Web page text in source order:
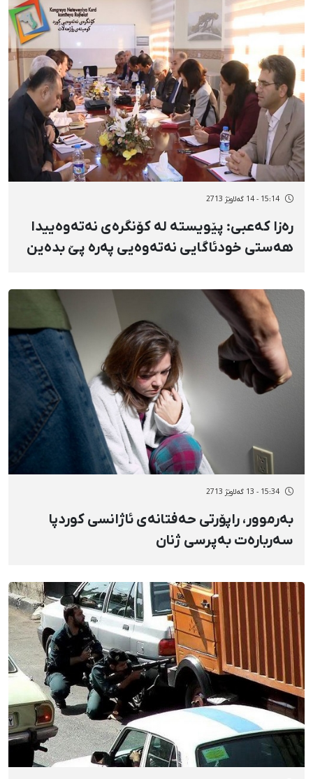
15:14 - 14 گەلاوێژ 2713
رەزا کەعبی: پێویستە لە کۆنگرەی نەتەوەییدا
هەستی خودئاگایی نەتەوەیی پەرە پێ بدەین
15:34 - 13 گەلاوێژ 2713
بەرموور، راپۆرتی حەفتانەی ئاژانسی کوردپا
سەربارەت بەپرسی ژنان